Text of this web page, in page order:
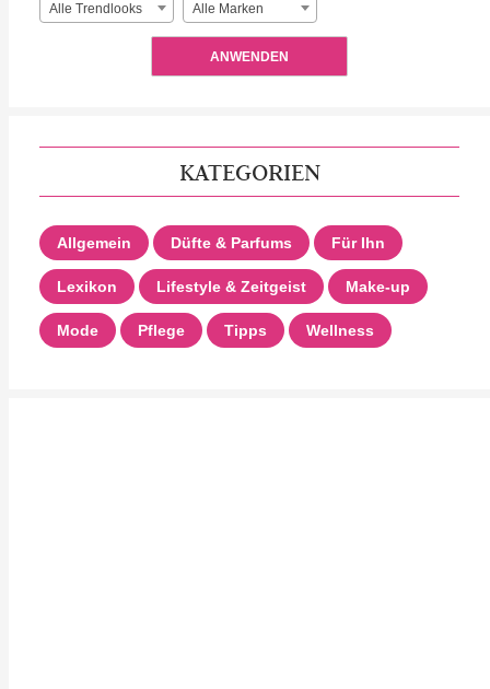
Alle Trendlooks Alle Marken
ANWENDEN
KATEGORIEN
Allgemein Düfte & Parfums Für Ihn
Lexikon Lifestyle & Zeitgeist Make-up
Mode Pflege Tipps Wellness